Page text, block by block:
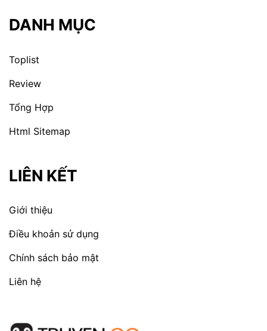
DANH MỤC
Toplist
Review
Tổng Hợp
Html Sitemap
LIÊN KẾT
Giới thiệu
Điều khoản sử dụng
Chính sách bảo mật
Liên hệ